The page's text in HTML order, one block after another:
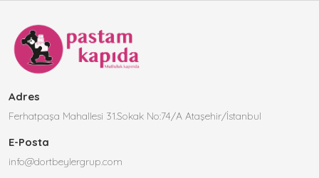
Adres
Ferhatpaşa Mahallesi 31.Sokak No:74/A Ataşehir/İstanbul
E-Posta
info@dortbeylergrup.com